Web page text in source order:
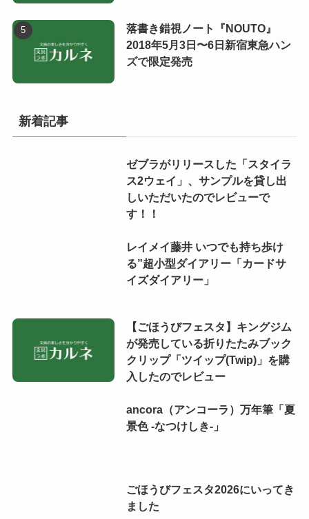
落書き錯視ノート『NOUTO』
2018年5月3日〜6日新宿東急ハン
ズで限定発売
新着記事
ゼブラがリリースした「スタイラ
ス2ウェイ」、サンプルを貸し出
しいただいたのでレビューで
す！！
レイメイ藤井 いつでも持ち歩け
る”超小型ダイアリー「カードサ
イズダイアリー」
【ごほうびフェスタ】キングジム
が発売している折りたたみブック
クリップ「ツイップ(Twip)」を購
入したのでレビュー
ancora（アンコーラ）万年筆「夏
景色 -なつけしき-」
ごほうびフェスタ2026にいってき
ました